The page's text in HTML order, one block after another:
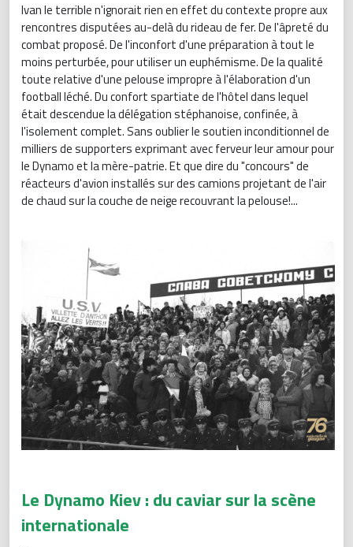
Ivan le terrible n'ignorait rien en effet du contexte propre aux
rencontres disputées au-delà du rideau de fer. De l'âpreté du
combat proposé. De l'inconfort d'une préparation à tout le
moins perturbée, pour utiliser un euphémisme. De la qualité
toute relative d'une pelouse impropre à l'élaboration d'un
football léché. Du confort spartiate de l'hôtel dans lequel
était descendue la délégation stéphanoise, confinée, à
l'isolement complet. Sans oublier le soutien inconditionnel de
milliers de supporters exprimant avec ferveur leur amour pour
le Dynamo et la mère-patrie. Et que dire du "concours" de
réacteurs d'avion installés sur des camions projetant de l'air
de chaud sur la couche de neige recouvrant la pelouse!...
Le Dynamo Kiev : du caviar sur la scène
internationale